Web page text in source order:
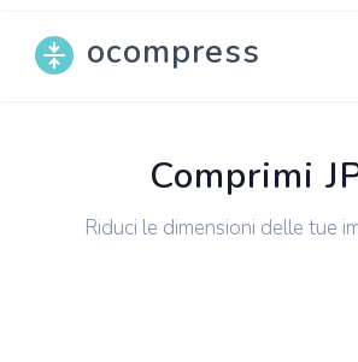
ocompress
Comprimi
Riduci le dimensioni delle tue